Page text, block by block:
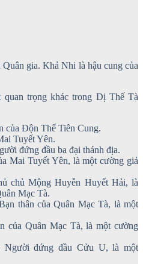
gia. Khả Nhi là hậu cung của
trọng khác trong Dị Thế Tà
của Độn Thế Tiên Cung.
Tuyết Yên.
đứng đầu ba đại thánh địa.
Mai Tuyết Yên, là một cường giả
chủ Mộng Huyễn Huyết Hải, là
Mạc Tà.
thân của Quân Mạc Tà, là một
của Quân Mạc Tà, là một cường
đứng đầu Cửu U, là một